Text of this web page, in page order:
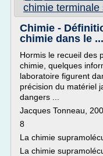
chimie terminale
Chimie -
chimie dans le ...
Hormis le recueil des
chimie, quelques
laboratoire figurent
précision du matériel
dangers ...
Jacques Tonneau,
8
La chimie
La chimie